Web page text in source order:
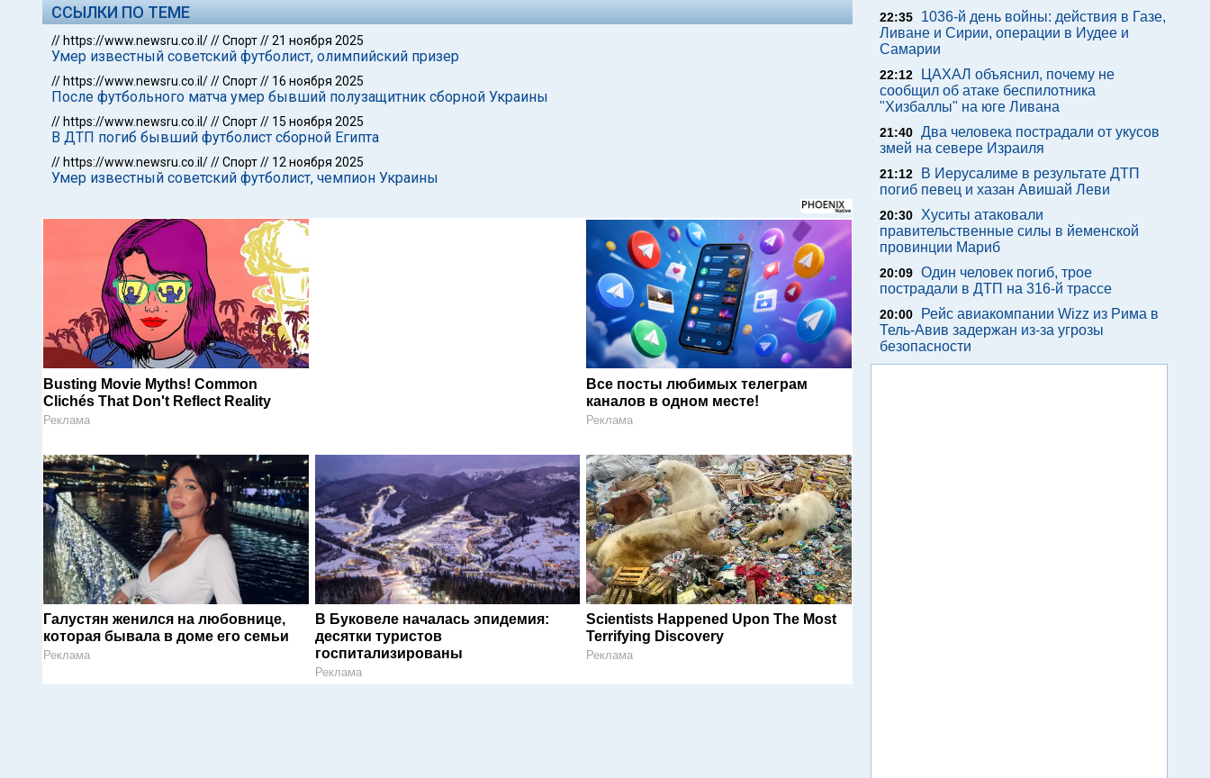
ССЫЛКИ ПО ТЕМЕ
// https://www.newsru.co.il///Спорт//21 ноября 2025
Умер известный советский футболист, олимпийский призер
// https://www.newsru.co.il///Спорт// 16 ноября 2025
После футбольного матча умер бывший полузащитник сборной Украины
// https://www.newsru.co.il///Спорт// 15 ноября 2025
В ДТП погиб бывший футболист сборной Египта
// https://www.newsru.co.il///Спорт// 12 ноября 2025
Умер известный советский футболист, чемпион Украины
Busting Movie Myths! Common
Clichés That Don't Reflect Reality
Реклама
Все посты любимых телеграм
каналов в одном месте!
Реклама
Галустян женился на любовнице,
которая бывала в доме его семьи
Реклама
В Буковеле началась эпидемия:
десятки туристов
госпитализированы
Реклама
Scientists Happened Upon The Most
Terrifying Discovery
Реклама
22:35
1036-й день войны: действия в Газе,
Ливане и Сирии, операции в Иудее и
Самарии
22:12
ЦАХАЛ объяснил, почему не
сообщил об атаке беспилотника
"Хизбаллы" на юге Ливана
21:40 Два человека пострадали от укусов
змей на севере Израиля
21:12
В Иерусалиме в результате ДТП
погиб певец и хазан Авишай Леви
20:30
Хуситы атаковали
правительственные силы в йеменской
провинции Мариб
20:09 Один человек погиб, трое
пострадали в ДТП на 316-й трассе
20:00
Рейс авиакомпании Wizz из Рима в
Тель-Авив задержан из-за угрозы
безопасности